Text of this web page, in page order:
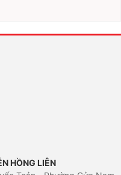
HỒNG LIÊN